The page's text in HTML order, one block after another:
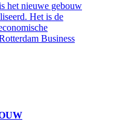
het nieuwe gebouw
Het is de
Business